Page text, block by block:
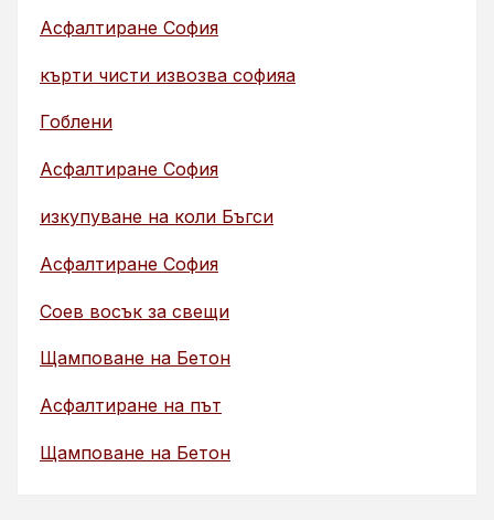
Асфалтиране София
кърти чисти извозва софияа
Гоблени
Асфалтиране София
изкупуване на коли Бъгси
Асфалтиране София
Соев восък за свещи
Щамповане на Бетон
Асфалтиране на път
Щамповане на Бетон